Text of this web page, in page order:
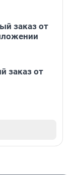
заказ от
заказ от